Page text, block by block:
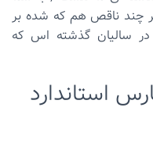
چند ناقص هم که شده بر
در سالیان گذشته اس که
استاندارد